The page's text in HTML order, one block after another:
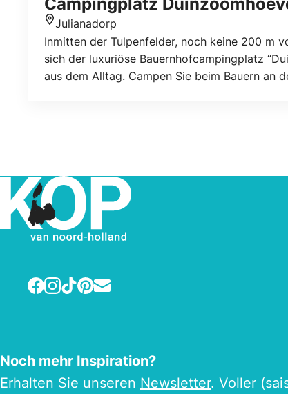
Standort
Julianadorp
Inmitten der Tulpenfelder, noch keine 200 m
sich der luxuriöse Bauernhofcampingplatz
aus dem Alltag. Campen Sie beim Bauern an
Facebook
Instagram
TikTok
Pinterest
E-mail
Noch mehr Inspiration?
Erhalten Sie unseren Newsletter. Voller